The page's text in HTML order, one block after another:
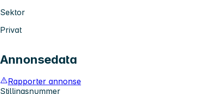
Sektor
Privat
Annonsedata
Rapporter annonse
Stillingsnummer